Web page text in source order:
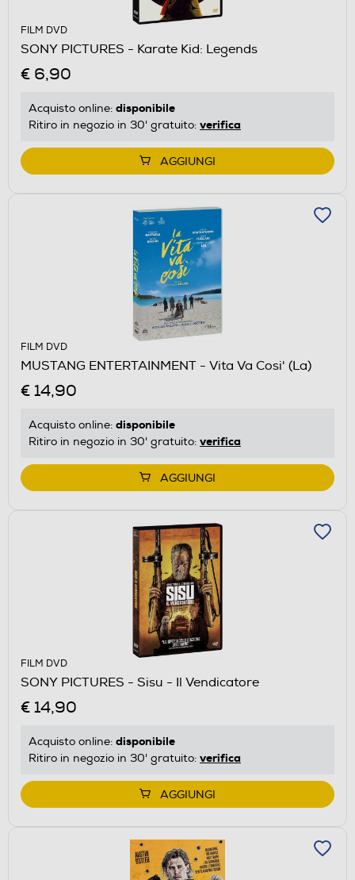
FILM DVD
SONY PICTURES - Karate Kid: Legends
€ 6,90
Acquisto online: disponibile
Ritiro in negozio in 30' gratuito: verifica
AGGIUNGI
FILM DVD
MUSTANG ENTERTAINMENT - Vita Va Cosi' (La)
€ 14,90
Acquisto online: disponibile
Ritiro in negozio in 30' gratuito: verifica
AGGIUNGI
FILM DVD
SONY PICTURES - Sisu - Il Vendicatore
€ 14,90
Acquisto online: disponibile
Ritiro in negozio in 30' gratuito: verifica
AGGIUNGI